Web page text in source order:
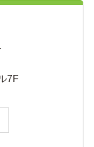
7F